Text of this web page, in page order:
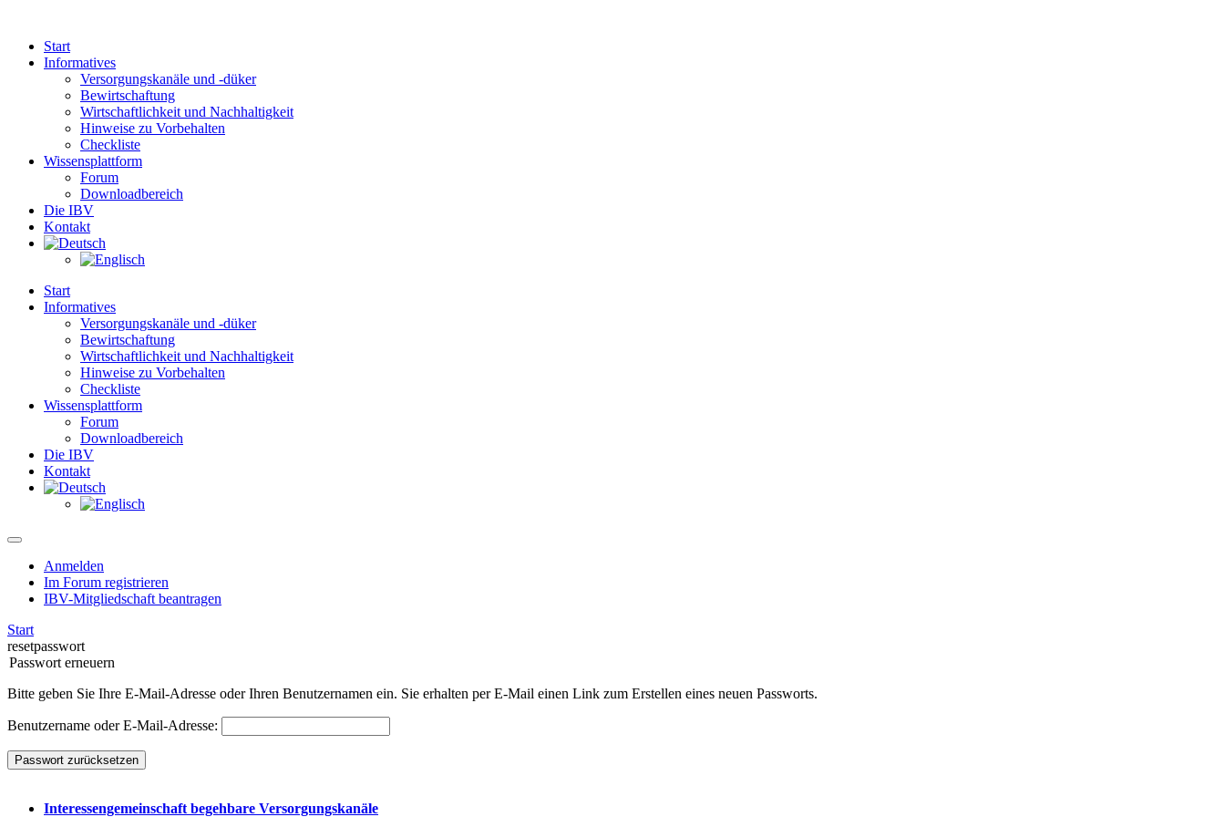
springenStart
Informatives
Versorgungskanäle und -düker
Bewirtschaftung
Wirtschaftlichkeit und Nachhaltigkeit
Hinweise zu Vorbehalten
Checkliste
Wissensplattform
Forum
Downloadbereich
Die IBV
Kontakt
Start
Informatives
Versorgungskanäle und -düker
Bewirtschaftung
Wirtschaftlichkeit und Nachhaltigkeit
Hinweise zu Vorbehalten
Checkliste
Wissensplattform
Forum
Downloadbereich
Die IBV
Kontakt
Anmelden
Im Forum registrieren
IBV-Mitgliedschaft beantragen
Start
resetpasswort
Passwort erneuern
Bitte geben Sie Ihre E-Mail-Adresse oder Ihren Benutzernamen ein. Sie erhalten per E-Mail einen Link zum Erstellen eines neuen Passworts.
Benutzername oder E-Mail-Adresse:
Passwort zurücksetzen
Interessen­ge­mein­schaft be­geh­bare Ver­sorg­ungs­kanäle